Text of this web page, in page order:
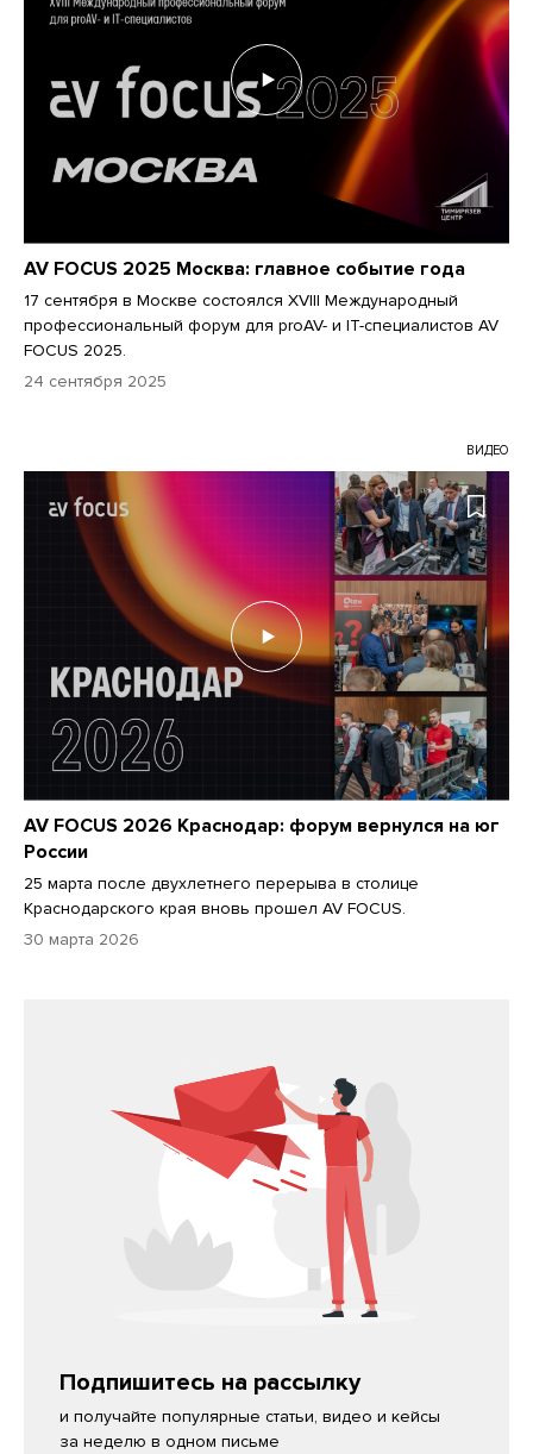
AV FOCUS 2025 Москва: главное событие года
17 сентября в Москве состоялся XVIII Международный
профессиональный форум для proAV- и IT-специалистов AV
FOCUS 2025.
24 сентября 2025
ВИДЕО
AV FOCUS 2026 Краснодар: форум вернулся на юг
России
25 марта после двухлетнего перерыва в столице
Краснодарского края вновь прошел AV FOCUS.
30 марта 2026
Подпишитесь на рассылку
и получайте популярные статьи, видео и кейсы
за неделю в одном письме